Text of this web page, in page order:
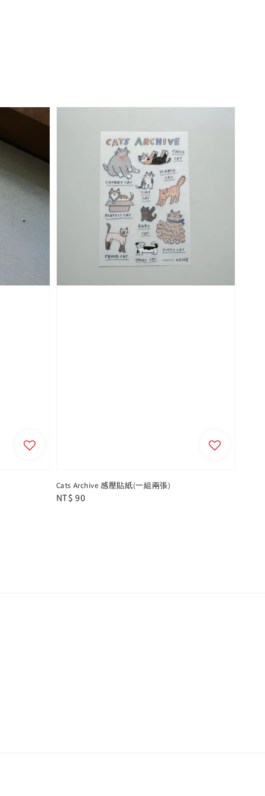
Cats Archive 感壓貼紙(一組兩張)
Regular
NT$ 90